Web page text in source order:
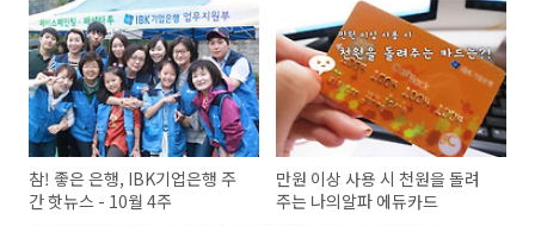
참! 좋은 은행, IBK기업은행 주
간 핫뉴스 - 10월 4주
만원 이상 사용 시 천원을 돌려
주는 나의알파 에듀카드